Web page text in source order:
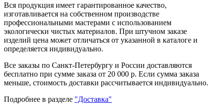
Вся продукция имеет гарантированное качество,
изготавливается на собственном производстве
профессиональными мастерами с использованием
экологически чистых материалов. При штучном заказе
изделий цена может отличаться от указанной в каталоге и
определяется индивидуально.
Все заказы по Санкт-Петербургу и России доставляются
бесплатно при сумме заказа от 20 000 р. Если сумма заказа
меньше, стоимость доставки рассчитывается индивидуально.
Подробнее в разделе "Доставка"